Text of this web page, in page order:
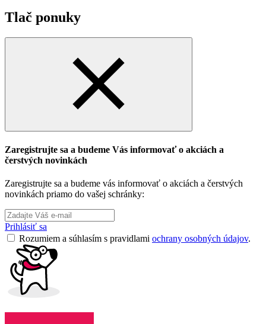
Tlač ponuky
Zaregistrujte sa a budeme Vás informovať o akciách a
čerstvých novinkách
Zaregistrujte sa a budeme vás informovať o akciách a čerstvých
novinkách priamo do vašej schránky:
Prihlásiť sa
Rozumiem a súhlasím s pravidlami ochrany osobných údajov.